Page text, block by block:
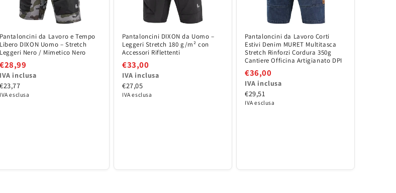
Pantaloncini da Lavoro e Tempo
Libero DIXON Uomo – Stretch
Leggeri Nero / Mimetico Nero
€28,99
IVA inclusa
€23,77
IVA esclusa
Pantaloncini DIXON da Uomo –
Leggeri Stretch 180 g/m² con
Accessori Riflettenti
€33,00
IVA inclusa
€27,05
IVA esclusa
Pantaloncini da Lavoro Corti
Estivi Denim MURET Multitasca
Stretch Rinforzi Cordura 350g
Cantiere Officina Artigianato DPI
€36,00
IVA inclusa
€29,51
IVA esclusa